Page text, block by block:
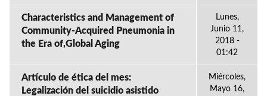
Characteristics and Management of
Community-Acquired Pneumonia in
the Era of,Global Aging
Lunes,
Junio 11,
2018 -
01:42
Artículo de ética del mes:
Legalización del suicidio asistido
Miércoles,
Mayo 16,